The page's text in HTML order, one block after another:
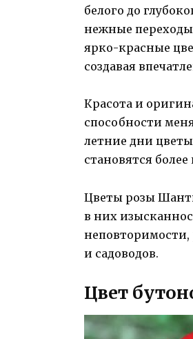
белого до
нежные переходы
ярко-красные
создавая
Красота и
способности
летние дни
становятся
Цветы розы
в них
и садоводов.
Цвет